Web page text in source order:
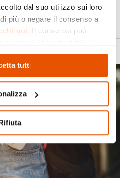
dal suo utilizzo sui loro
più o negare il consenso a
qui. Il consenso può
può negare il consenso
tutti